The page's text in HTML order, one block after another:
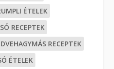
ÉTELEK
RECEPTEK
RECEPTEK
ÉTELEK